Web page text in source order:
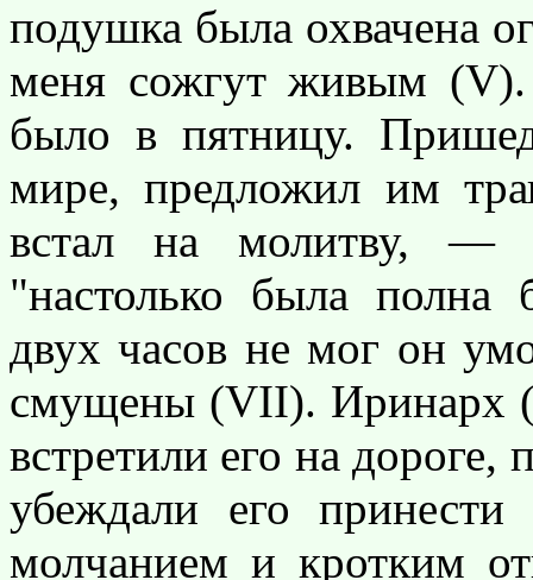
подушка была охвачена
меня сожгут живым
было в пятницу.
мире, предложил им
встал на молитву, —
"настолько была полна
двух часов не мог он
смущены (VII). Иринарх
встретили его на дороге,
убеждали его
молчанием и кротким